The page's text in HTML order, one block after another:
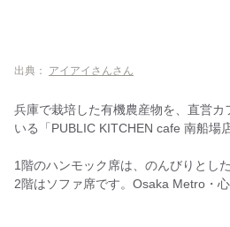
出典： アイアイさんさん
兵庫で栽培した有機農産物を、直営カ
いる「PUBLIC KITCHEN cafe 南船場
1階のハンモック席は、のんびりとし
2階はソファ席です。Osaka Metro・